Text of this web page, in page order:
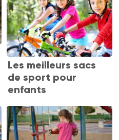
Les meilleurs sacs
de sport pour
enfants